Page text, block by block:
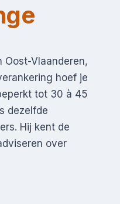
Vlaanderen,
hoef je
tot 30 à 45
dezelfde
Hij kent de
over